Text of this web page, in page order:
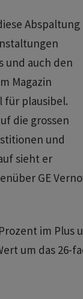
Abspaltung
und auch den
Magazin
für plausibel.
die grossen
und
sieht er
GE
im Plus
um das 26-